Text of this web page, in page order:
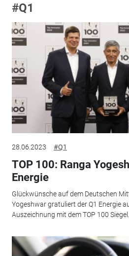
#Q1
28.06.2023 #Q1
TOP 100: Ranga
Energie
Glückwünsche auf dem Deutschen
Yogeshwar gratuliert der Q1 Energie
Auszeichnung mit dem TOP 100